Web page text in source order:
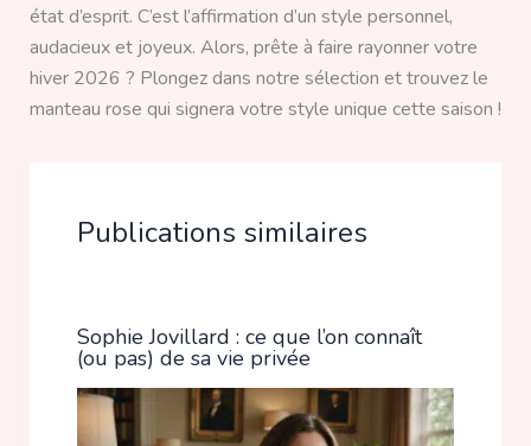
état d’esprit. C’est l’affirmation d’un style personnel,
audacieux et joyeux. Alors, prête à faire rayonner votre
hiver 2026 ? Plongez dans notre sélection et trouvez le
manteau rose qui signera votre style unique cette saison !
Publications similaires
Sophie Jovillard : ce que l’on connaît
(ou pas) de sa vie privée